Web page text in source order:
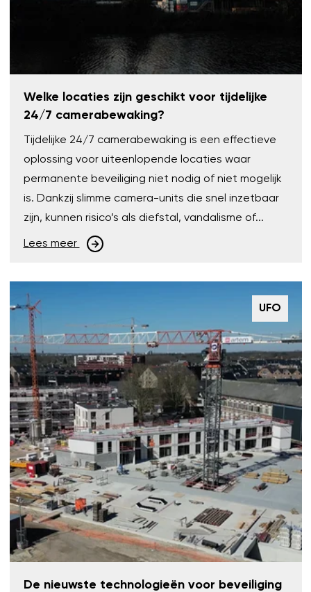
Welke locaties zijn geschikt voor tijdelijke
24/7 camerabewaking?
Tijdelijke 24/7 camerabewaking is een effectieve
oplossing voor uiteenlopende locaties waar
permanente beveiliging niet nodig of niet mogelijk
is. Dankzij slimme camera-units die snel inzetbaar
zijn, kunnen risico’s als diefstal, vandalisme of...
Lees meer
UFO
De nieuwste technologieën voor beveiliging